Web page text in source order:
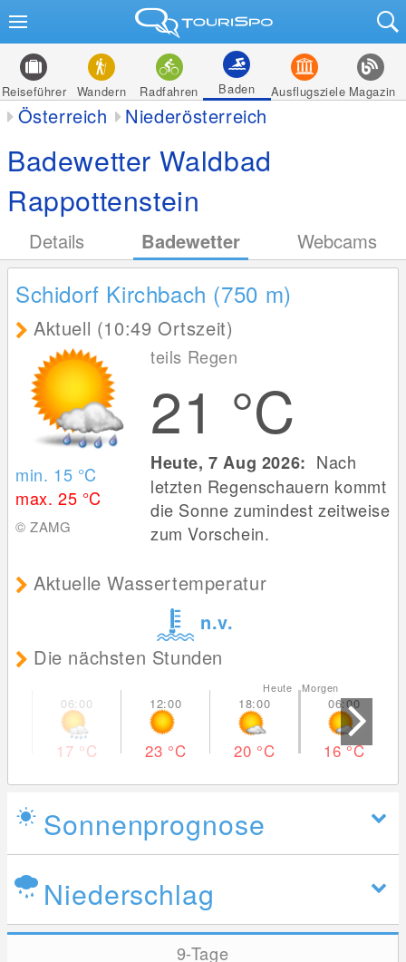
Reiseführer Wandern Radfahren Baden Ausflugsziele Magazin
Österreich Niederösterreich
Badewetter Waldbad
Rappottenstein
Details Badewetter Webcams
Schidorf Kirchbach (750 m)
Aktuell (10:49 Ortszeit)
min. 15 °C
max. 25 °C
© ZAMG
teils Regen
21 °C
Heute, 7 Aug 2026: Nach
letzten Regenschauern kommt
die Sonne zumindest zeitweise
zum Vorschein.
Aktuelle Wassertemperatur
n.v.
Die nächsten Stunden
17 °C 23 °C 20 °C
Heute Morgen
16°C
Sonnenprognose
Niederschlag
9-Tage